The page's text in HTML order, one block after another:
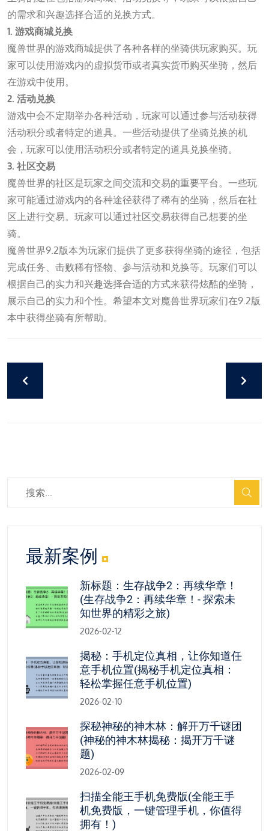
的需求和兴趣选择合适的兑换方式。
1. 游戏商城兑换
魔兽世界的游戏商城提供了各种各样的坐骑供玩家购买。玩
家可以使用游戏内的虚拟货币或者真实货币购买坐骑，然后
在游戏中使用。
2. 活动兑换
游戏中会不定期举办各种活动，玩家可以通过参与活动获得
活动积分或者特定的道具。一些活动提供了坐骑兑换的机
会，玩家可以使用活动积分或者特定的道具兑换坐骑。
3. 社区交易
魔兽世界的社区是玩家之间交流和交易的重要平台。一些玩
家可能通过游戏内的各种途径获得了稀有的坐骑，然后在社
区上进行交易。玩家可以通过社区交易获得自己想要的坐
骑。
魔兽世界9.2版本为玩家们提供了更多获得坐骑的途径，包括
完成任务、击败稀有怪物、参与活动和兑换等。玩家们可以
根据自己的实力和兴趣选择合适的方式来获得炫酷的坐骑，
展示自己的实力和个性。希望本文对魔兽世界玩家们在9.2版
本中获得坐骑有所帮助。
最新案例
新标题：生存战争2：再续华章！
(生存战争2：再续华章！- 探索未
知世界的精彩之旅)
2026-02-12
揭秘：手机定位真相，让你知道任
意手机位置(揭秘手机定位真相：
轻松掌握任意手机位置)
2026-02-10
探秘神秘的神木林：解开万千谜团
(神秘的神木林揭秘：揭开万千谜
题)
2026-02-09
扫描全能王手机免费版(全能王手
机免费版，一键管理手机，你值得
拥有！)